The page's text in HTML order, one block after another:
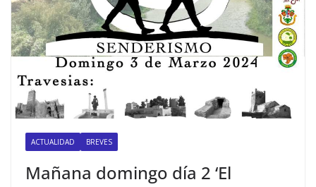
ACTUALIDAD BREVES
Mañana domingo día 2 ‘El